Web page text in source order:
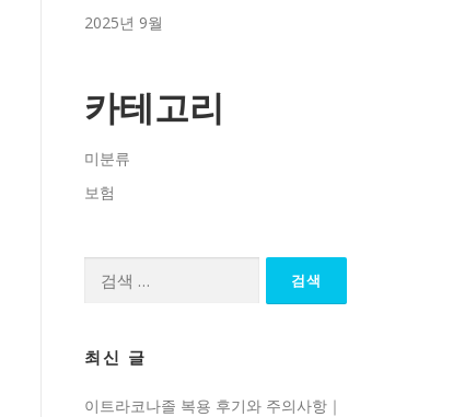
2025년 9월
카테고리
미분류
보험
최신 글
이트라코나졸 복용 후기와 주의사항｜